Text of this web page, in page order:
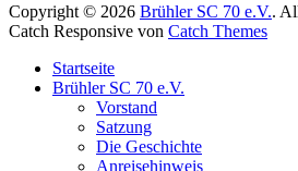
Copyright © 2026 Brühler SC 70 e.V..
Catch Responsive von Catch Themes
oben
scrollen
Startseite
Brühler SC 70 e.V.
Vorstand
Satzung
Die Geschichte
Anreisehinweis